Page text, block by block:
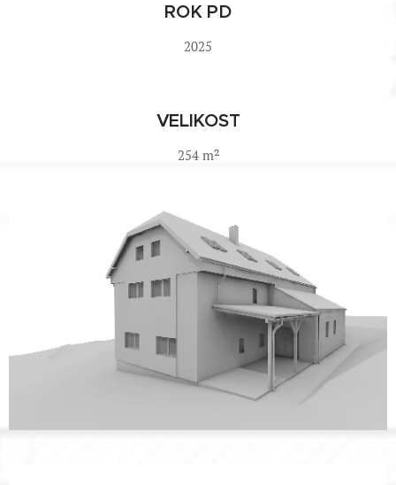
ROK PD
2025
VELIKOST
254 m²